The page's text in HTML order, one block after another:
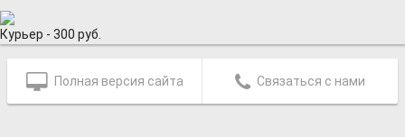
Курьер - 300 руб.
Полная версия сайта Связаться с нами